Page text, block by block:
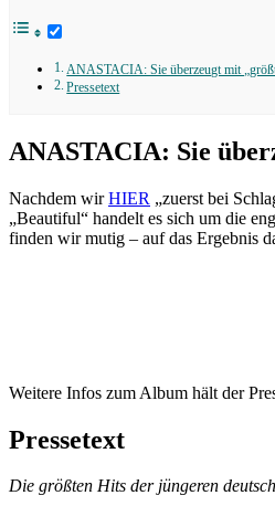
ANASTACIA: Sie überzeugt mit
Pressetext
ANASTACIA: Sie
Nachdem wirHIER „zuerst bei
„Beautiful“ handelt es sich um die
finden wir mutig – auf das Ergebnis
Weitere Infos zum Album hält der
Pressetext
Die größten Hits der jüngeren